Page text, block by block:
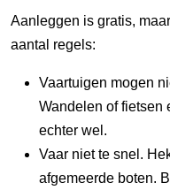
Aanleggen is gratis,
aantal regels:
Vaartuigen mogen
Wandelen of fietsen
echter wel.
Vaar niet te snel.
afgemeerde boten.